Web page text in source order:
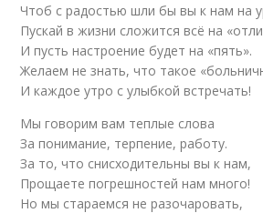
Чтоб с радостью шли бы вы к нам на
Пускай в жизни сложится всё на
И пусть настроение будет на «пять».
Желаем не знать, что такое
И каждое утро с улыбкой встречать!
Мы говорим вам теплые слова
За понимание, терпение, работу.
За то, что снисходительны вы к нам,
Прощаете погрешностей нам много!
Но мы стараемся не разочаровать,